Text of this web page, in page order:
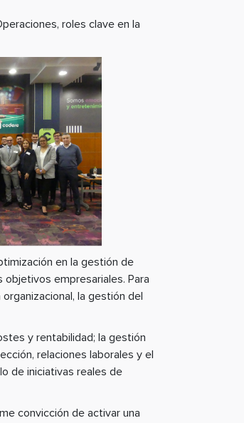
roles clave en la
en la gestión de
empresariales. Para
la gestión del
y rentabilidad; la gestión
relaciones laborales y el
de iniciativas reales de
convicción de activar una